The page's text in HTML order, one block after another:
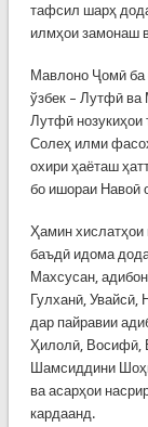
тафсил шарҳ
илмҳои замонаш
Мавлоно Ҷомӣ ба
ўзбек – Лутфӣ
Лутфӣ
Солеҳ илми
охири ҳаёташ
бо ишораи Навоӣ
Ҳамин хислатҳои
баъдӣ идома
Махсусан,
Гулханӣ, Увайсӣ,
дар пайравии
Ҳилолӣ, Восифӣ,
Шамсиддини
ва асарҳои
кардаанд.